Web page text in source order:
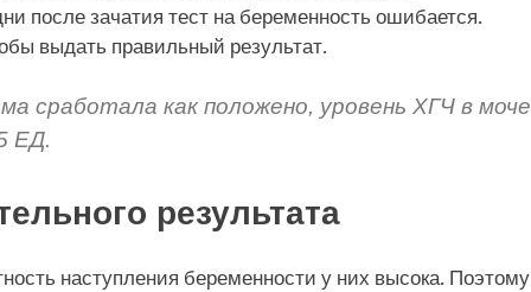
после зачатия тест на беременность ошибается.
выдать правильный результат.
сработала как положено, уровень ХГЧ в моче
ЕД.
результата
наступления беременности у них высока. Поэтому